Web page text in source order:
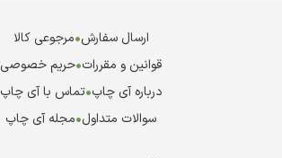
ارسال سفارش•مرجوعی کالا
قوانین و مقررات•حریم خصوصی
درباره آی چاپ•تماس با آی چاپ
سوالات متداول•مجله آی چاپ